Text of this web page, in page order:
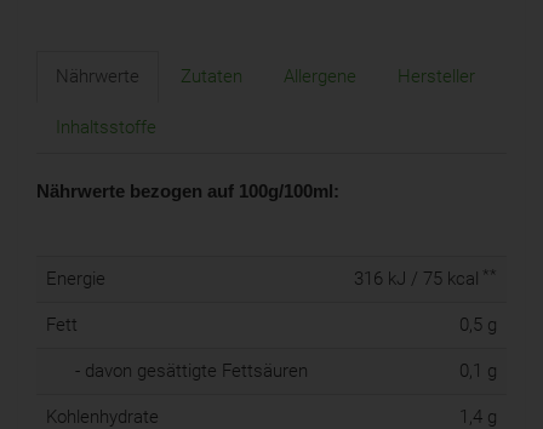
Nährwerte Zutaten Allergene Hersteller
Inhaltsstoffe
Nährwerte bezogen auf 100g/100ml:
Energie 316 kJ / 75 kcal **
Fett 0,5 g
- davon gesättigte Fettsäuren 0,1 g
Kohlenhydrate 1,4 g